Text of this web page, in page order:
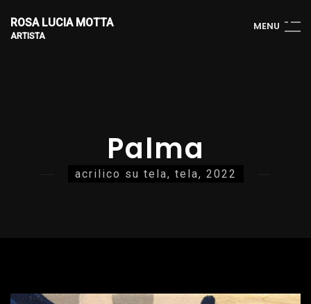
ROSA LUCIA MOTTA
ARTISTA
MENU
Palma
acrilico su tela, tela, 2022